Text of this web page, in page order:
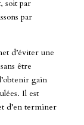
soit par
par
d’éviter une
être
gain
Il est
d’en terminer